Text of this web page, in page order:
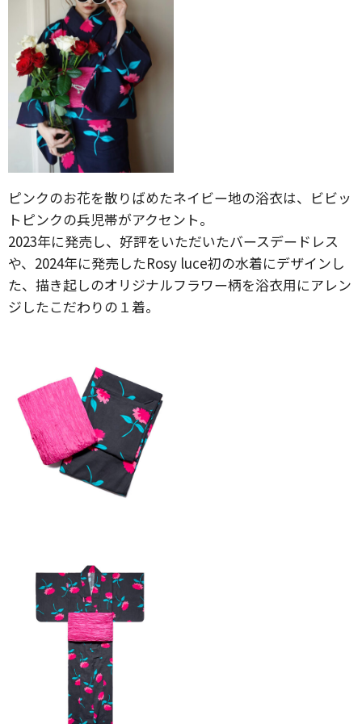
ピンクのお花を散りばめたネイビー地の浴衣は、ビビッ
トピンクの兵児帯がアクセント。
2023年に発売し、好評をいただいたバースデードレス
や、2024年に発売したRosy luce初の水着にデザインし
た、描き起しのオリジナルフラワー柄を浴衣用にアレン
ジしたこだわりの１着。